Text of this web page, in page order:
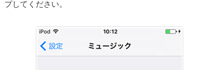
プしてください。